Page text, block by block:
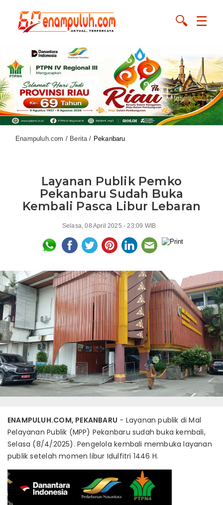
☰
🔍
Enampuluh.com / Berita / Pekanbaru
Layanan Publik Pemko
Pekanbaru Sudah Buka
Kembali Pasca Libur Lebaran
Selasa, 08 April 2025 - 23:09 WIB
ENAMPULUH.COM, PEKANBARU - Layanan publik di Mal
Pelayanan Publik (MPP) Pekanbaru sudah buka kembali,
Selasa (8/4/2025). Pengelola kembali membuka layanan
publik setelah momen libur Idulfitri 1446 H.